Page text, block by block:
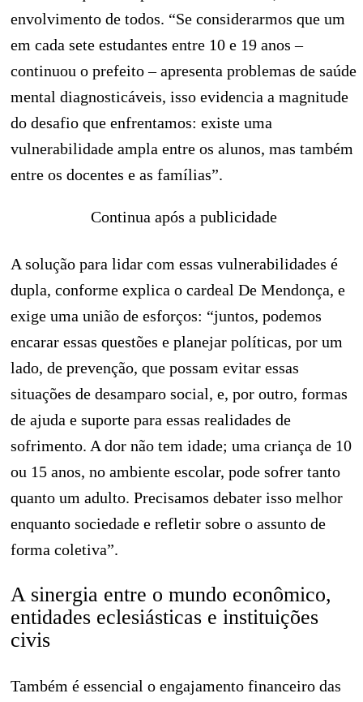
envolvimento de todos. “Se considerarmos que um
em cada sete estudantes entre 10 e 19 anos –
continuou o prefeito – apresenta problemas de saúde
mental diagnosticáveis, isso evidencia a magnitude
do desafio que enfrentamos: existe uma
vulnerabilidade ampla entre os alunos, mas também
entre os docentes e as famílias”.
Continua após a publicidade
A solução para lidar com essas vulnerabilidades é
dupla, conforme explica o cardeal De Mendonça, e
exige uma união de esforços: “juntos, podemos
encarar essas questões e planejar políticas, por um
lado, de prevenção, que possam evitar essas
situações de desamparo social, e, por outro, formas
de ajuda e suporte para essas realidades de
sofrimento. A dor não tem idade; uma criança de 10
ou 15 anos, no ambiente escolar, pode sofrer tanto
quanto um adulto. Precisamos debater isso melhor
enquanto sociedade e refletir sobre o assunto de
forma coletiva”.
A sinergia entre o mundo econômico,
entidades eclesiásticas e instituições
civis
Também é essencial o engajamento financeiro das